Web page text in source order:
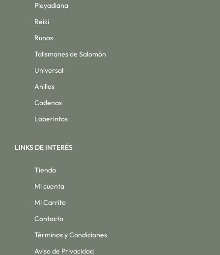
Pleyadiana
Reiki
Runas
Talismanes de Salomón
Universal
Anillos
Cadenas
Laberintos
LINKS DE INTERÉS
Tienda
Mi cuenta
Mi Carrito
Contacto
Términos y Condiciones
Aviso de Privacidad